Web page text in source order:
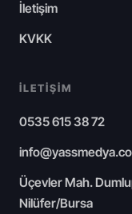
İletişim
KVKK
İLETIŞIM
0535 615 38 72
Üçevler Mah.
Nilüfer/Bursa